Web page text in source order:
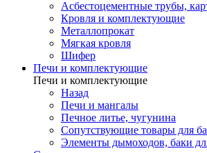
Асбестоцементные трубы,
Кровля и комплектующие
Металлопрокат
Мягкая кровля
Шифер
Печи и комплектующие
Печи и комплектующие
Назад
Печи и мангалы
Печное литье, чугунина
Сопутствующие товары для
Элементы дымоходов, баки